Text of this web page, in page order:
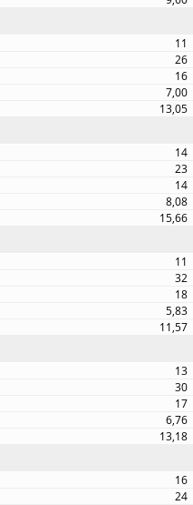
11
26
16
7,00
13,05
14
23
14
8,08
15,66
11
32
18
5,83
11,57
13
30
17
6,76
13,18
16
24